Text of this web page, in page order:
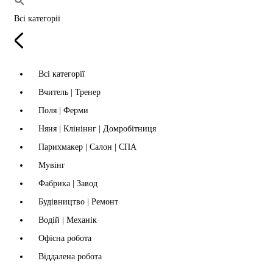
Всі категорії
Всі категорії
Вчитель | Тренер
Поля | Ферми
Няня | Клініннг | Домробітниця
Парихмакер | Салон | СПА
Мувінг
Фабрика | Завод
Будівництво | Ремонт
Водій | Механік
Офісна робота
Віддалена робота